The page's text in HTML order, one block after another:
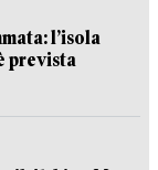
l’isola
prevista